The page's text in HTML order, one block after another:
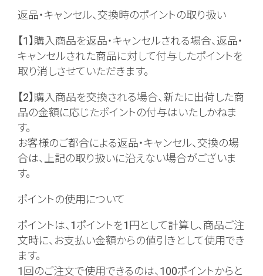
返品・キャンセル、交換時のポイントの取り扱い
【1】購入商品を返品・キャンセルされる場合、返品・
キャンセルされた商品に対して付与したポイントを
取り消しさせていただきます。
【2】購入商品を交換される場合、新たに出荷した商
品の金額に応じたポイントの付与はいたしかねま
す。
お客様のご都合による返品・キャンセル、交換の場
合は、上記の取り扱いに沿えない場合がございま
す。
ポイントの使用について
ポイントは、1ポイントを1円として計算し、商品ご注
文時に、お支払い金額からの値引きとして使用でき
ます。
1回のご注文で使用できるのは、100ポイントからと